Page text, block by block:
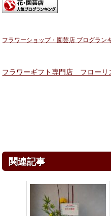
フラワーショップ・園芸店 ブログラン
フラワーギフト専門店 フロー
関連記事